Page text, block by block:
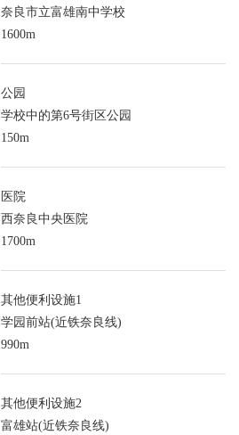
奈良市立富雄南中学校
1600m
公园
学校中的第6号街区公园
150m
医院
西奈良中央医院
1700m
其他便利设施1
学园前站(近铁奈良线)
990m
其他便利设施2
富雄站(近铁奈良线)